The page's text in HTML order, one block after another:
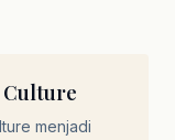
Culture
menjadi